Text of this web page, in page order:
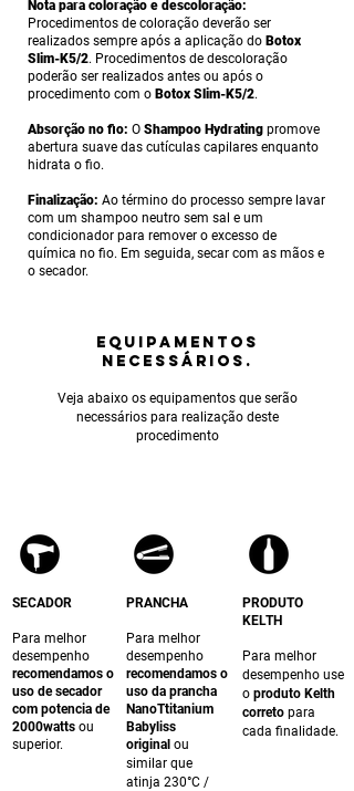
Nota para coloração e descoloração:
Procedimentos de coloração deverão ser
realizados sempre após a aplicação do Botox
Slim-K5/2. Procedimentos de descoloração
poderão ser realizados antes ou após o
procedimento com o Botox Slim-K5/2.
Absorção no fio: O Shampoo Hydrating promove
abertura suave das cutículas capilares enquanto
hidrata o fio.
Finalização: Ao término do processo sempre lavar
com um shampoo neutro sem sal e um
condicionador para remover o excesso de
química no fio. Em seguida, secar com as mãos e
o secador.
equipamentos
NECESSÁRIOS.
Veja abaixo os equipamentos que serão
necessários para realização deste
procedimento
SECADOR
Para melhor
desempenho
recomendamos o
uso de secador
com potencia de
2000watts ou
superior.
PRANCHA
Para melhor
desempenho
recomendamos o
uso da prancha
NanoTtitanium
Babyliss
original ou
similar que
atinja 230°C /
PRODUTO
KELTH
Para melhor
desempenho use
o produto Kelth
correto para
cada finalidade.